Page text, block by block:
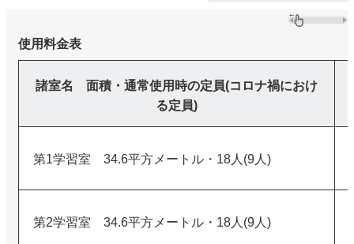
使用料金表
諸室名 面積・通常使用時の定員(コロナ禍におけ
る定員)
第1学習室 34.6平方メートル・18人(9人)
第2学習室 34.6平方メートル・18人(9人)